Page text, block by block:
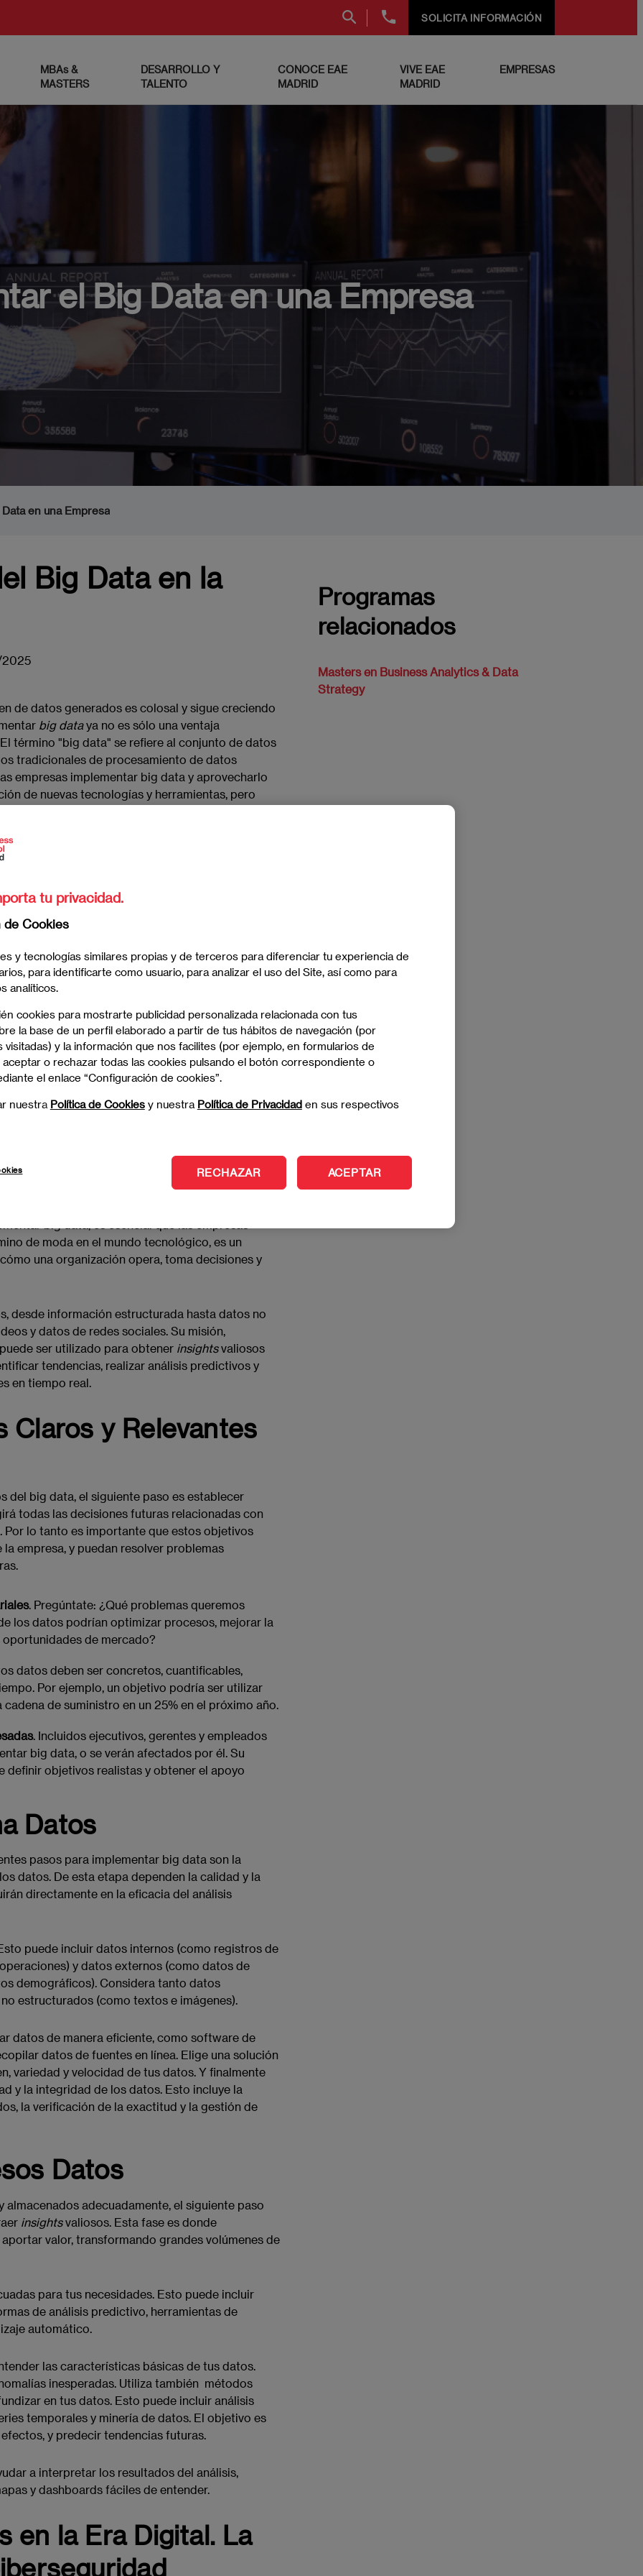
+34
91
SOLICITA INFORMACIÓN
MBAs &
MASTERS
DESARROLLO Y
TALENTO
CONOCE EAE
MADRID
VIVE EAE
MADRID
EMPRESAS
el Big Data en una Empresa
en una Empresa
Big Data en la
de datos generados es colosal y sigue creciendo
big dataya no es sólo una ventaja
término "big data" se refiere al conjunto de datos
tradicionales de procesamiento de datos
empresas implementar big data y aprovecharlo
de nuevas tecnologías y herramientas, pero
empresariales.
y aprovechar estos conjuntos de datos es lo que
Aquí es donde la formación
School Madrid, se vuelve indispensable. Al
Analyticsde EAE Madrid, estarás invirtiendo en
la capacidad de interpretar datos complejos y
Implementación
allá de la simple adquisición de tecnología. Es una
organización recopila, procesa y utiliza la
cuidadosa, recursos adecuados y una
del Big
big data, es esencial que las empresas
de moda en el mundo tecnológico, es un
una organización opera, toma decisiones y
desde información estructurada hasta datos no
y datos de redes sociales. Su misión,
ser utilizado para obtener insightsvaliosos
tendencias, realizar análisis predictivos y
en tiempo real.
Claros y Relevantes
del big data, el siguiente paso es establecer
todas las decisiones futuras relacionadas con
lo tanto es importante que estos objetivos
empresa, y puedan resolver problemas
. Pregúntate: ¿Qué problemas queremos
los datos podrían optimizar procesos, mejorar la
de mercado?
datos deben ser concretos, cuantificables,
Por ejemplo, un objetivo podría ser utilizar
de suministro en un 25% en el próximo año.
. Incluidos ejecutivos, gerentes y empleados
big data, o se verán afectados por él. Su
definir objetivos realistas y obtener el apoyo
Datos
pasos para implementar big data son la
datos. De esta etapa dependen la calidad y la
directamente en la eficacia del análisis
puede incluir datos internos (como registros de
y datos externos (como datos de
demográficos). Considera tanto datos
estructurados (como textos e imágenes).
datos de manera eficiente, como software de
datos de fuentes en línea. Elige una solución
variedad y velocidad de tus datos. Y finalmente
y la integridad de los datos. Esto incluye la
la verificación de la exactitud y la gestión de
Datos
adecuadamente, el siguiente paso
insightsvaliosos. Esta fase es donde
valor, transformando grandes volúmenes de
para tus necesidades. Esto puede incluir
de análisis predictivo, herramientas de
automático.
las características básicas de tus datos.
inesperadas. Utiliza también métodos
en tus datos. Esto puede incluir análisis
temporales y minería de datos. El objetivo es
y predecir tendencias futuras.
a interpretar los resultados del análisis,
y dashboards fáciles de entender.
en la Era Digital. La
Programas
relacionados
Masters en Business Analytics & Data
Strategy
tu privacidad.
Cookies
y tecnologías similares propias y de terceros para diferenciar tu experiencia de
para identificarte como usuario, para analizar el uso del Site, así como para
analíticos.
cookies para mostrarte publicidad personalizada relacionada con tus
la base de un perfil elaborado a partir de tus hábitos de navegación (por
visitadas) y la información que nos facilites (por ejemplo, en formularios de
aceptar o rechazar todas las cookies pulsando el botón correspondiente o
el enlace “Configuración de cookies”.
nuestra Política de Cookiesy nuestra Política de Privacidaden sus respectivos
RECHAZAR ACEPTAR